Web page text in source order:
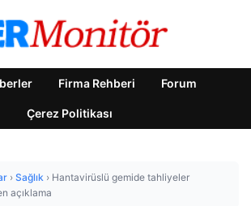
Firma Rehberi Forum
Çerez Politikası
› Sağlık › Hantavirüslü gemide tahliyeler
açıklama